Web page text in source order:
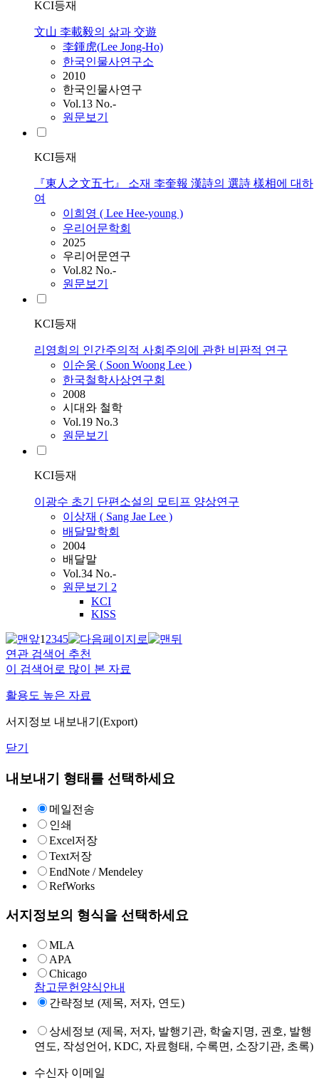
KCI등재
文山 李載毅의 삶과 交遊
李鍾虎(Lee Jong-Ho)
한국인물사연구소
2010
한국인물사연구
Vol.13 No.-
원문보기
KCI등재
『東人之文五七』 소재 李奎報 漢詩의 選詩 樣相에 대하
여
이희영 ( Lee Hee-young )
우리어문학회
2025
우리어문연구
Vol.82 No.-
원문보기
KCI등재
리영희의 인간주의적 사회주의에 관한 비판적 연구
이순웅 ( Soon Woong Lee )
한국철학사상연구회
2008
시대와 철학
Vol.19 No.3
원문보기
KCI등재
이광수 초기 단편소설의 모티프 양상연구
이상재 ( Sang Jae Lee )
배달말학회
2004
배달말
Vol.34 No.-
원문보기 2
KCI
KISS
12345
연관 검색어 추천
이 검색어로 많이 본 자료
활용도 높은 자료
서지정보 내보내기(Export)
닫기
내보내기 형태를 선택하세요
메일전송
인쇄
Excel저장
Text저장
EndNote / Mendeley
RefWorks
서지정보의 형식을 선택하세요
MLA
APA
Chicago
참고문헌양식안내
간략정보 (제목, 저자, 연도)
상세정보 (제목, 저자, 발행기관, 학술지명, 권호, 발행
연도, 작성언어, KDC, 자료형태, 수록면, 소장기관, 초록)
수신자 이메일